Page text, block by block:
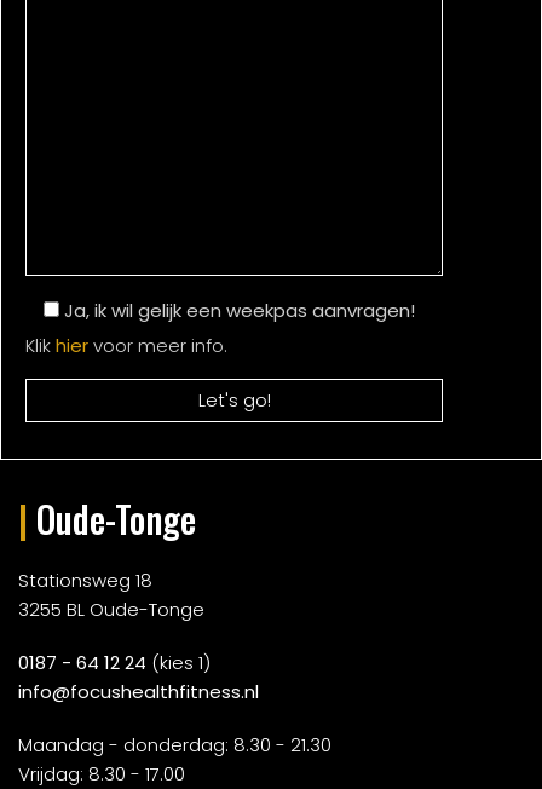
Ja, ik wil gelijk een weekpas aanvragen!
Klikhiervoor meer info.
| Oude-Tonge
Stationsweg 18
3255 BL Oude-Tonge
0187 - 64 12 24 (kies 1)
info@focushealthfitness.nl
Maandag - donderdag: 8.30 - 21.30
Vrijdag: 8.30 - 17.00